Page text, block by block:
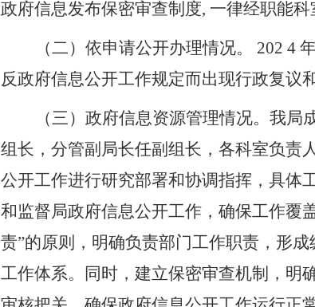
政府信息发布保密审查制度, 一律经职能科
（二）依申请公开办理情况。 202 4
反政府信息公开工作规定而出现行政复议
（三）政府信息资源管理情况。我
组长，分管副局长任副组长，各科室负责
公开工作进行研究部署和协调指挥，具体
和监督局政府信息公开工作，确保工作覆
责”的原则，明确负责部门工作职责，形
工作体系。同时，建立保密审查机制，明